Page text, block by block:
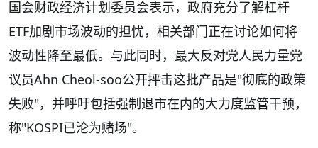
国会财政经济计划委员会表示，政府充分了解杠杆
ETF加剧市场波动的担忧，相关部门正在讨论如何将
波动性降至最低。与此同时，最大反对党人民力量党
议员Ahn Cheol-soo公开抨击这批产品是"彻底的政策
失败"，并呼吁包括强制退市在内的大力度监管干预，
称"KOSPI已沦为赌场"。